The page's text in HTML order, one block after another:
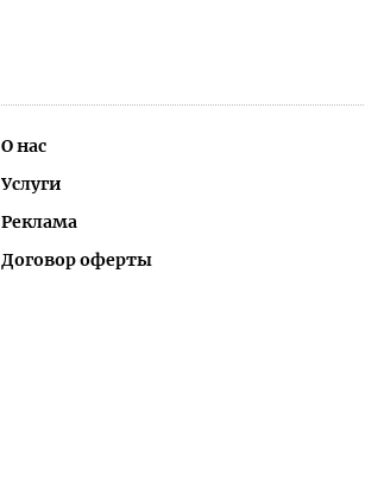
О нас
Услуги
Реклама
Договор оферты